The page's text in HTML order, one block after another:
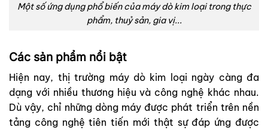
Một số ứng dụng phổ biến của máy dò kim loại trong thực
phẩm, thuỷ sản, gia vị...
Các sản phẩm nổi bật
Hiện nay, thị trường máy dò kim loại ngày càng đa
dạng với nhiều thương hiệu và công nghệ khác nhau.
Dù vậy, chỉ những dòng máy được phát triển trên nền
tảng công nghệ tiên tiến mới thật sự đáp ứng được